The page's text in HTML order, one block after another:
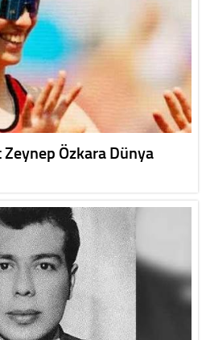
Özkara Dünya